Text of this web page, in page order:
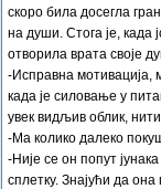
скоро била досегла
на души. Стога је, када
отворила врата своје
-Исправна мотивација,
када је силовање у
увек видљив облик,
-Ма колико далеко
-Није се он попут
сплетку. Знајући да